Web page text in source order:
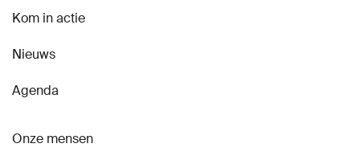
Kom in actie
Nieuws
Agenda
Onze mensen